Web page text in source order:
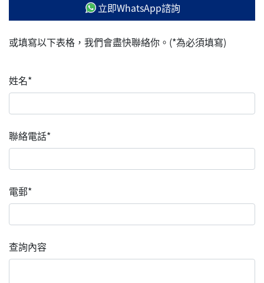
立即WhatsApp諮詢
或填寫以下表格，我們會盡快聯絡你。(*為必須填寫)
姓名*
聯絡電話*
電郵*
查詢內容